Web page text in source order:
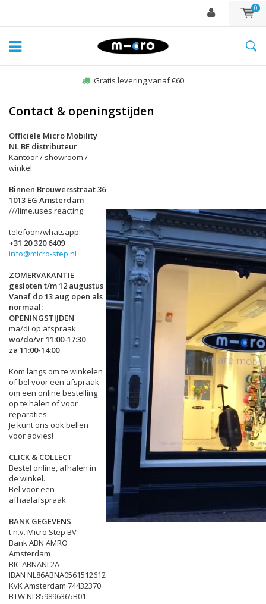
0
Gratis levering vanaf €60
Contact & openingstijden
Officiële Micro Mobility
NL BE distributeur
Kantoor / showroom /
winkel
Binnen Brouwersstraat 36
1013 EG Amsterdam
///lime.uses.reacting
telefoon/whatsapp:
+31 20 320 6409
info@micro-step.nl
ZOMERVAKANTIE
gesloten t/m 12 augustus
Vanaf do 13 aug open als
normaal:
OPENINGSTIJDEN
ma/di op afspraak
wo/do/vr 11:00-17:30
za 11:00-14:00
Kom langs om te winkelen
of bel voor een afspraak
om een online bestelling
op te halen of voor
reparaties.
Je kunt ons ook bellen
voor advies!
CLICK & COLLECT
Bestel online, afhalen in
de winkel.
Bel voor een
afhaalafspraak.
BANK GEGEVENS
t.n.v. Micro Step BV
Bank ABN AMRO
Amsterdam
BIC ABNANL2A
IBAN NL86ABNA0561512612
KvK Amsterdam 74432370
BTW NL859896365B01